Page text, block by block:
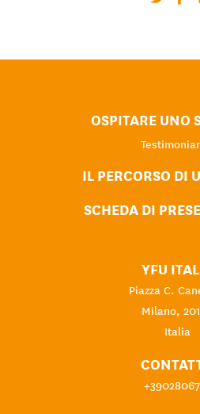
OSPITARE UNO
IL PERCORSO DI
SCHEDA DI
YFU
Piazza C.
Milano,
Italia